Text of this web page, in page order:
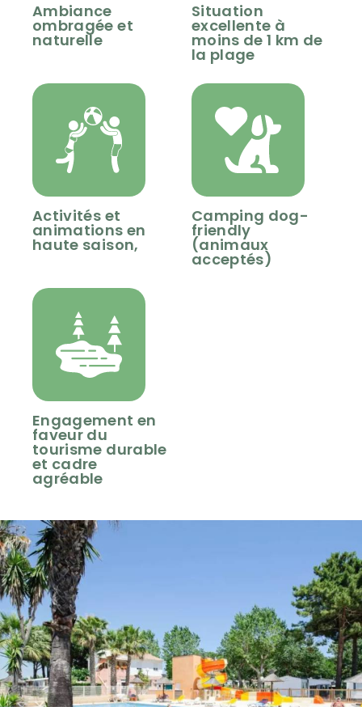
Ambiance
ombragée et
naturelle
Situation
excellente à
moins de 1 km de
la plage
Activités et
animations en
haute saison,
Camping dog-
friendly
(animaux
acceptés)
Engagement en
faveur du
tourisme durable
et cadre
agréable